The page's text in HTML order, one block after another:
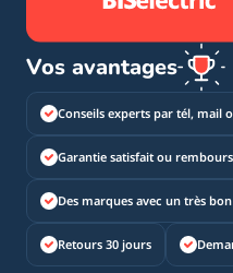
Vos avantages
Conseils experts par tél, mail
Garantie satisfait ou
Des marques avec un très
Retours 30 jours